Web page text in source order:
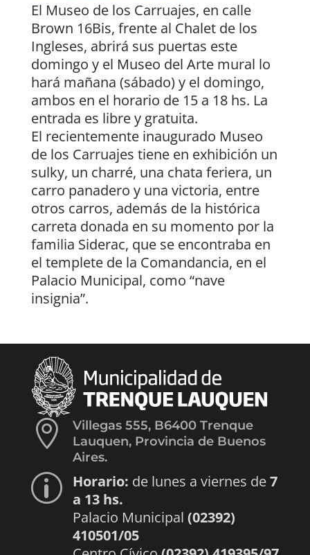
El Museo de los Carruajes, en calle
Brown 16Bis, frente al Chalet de los
Ingleses, abrirá sus puertas este
domingo y el Museo del Arte mural lo
hará mañana (sábado) y el domingo,
ambos en el horario de 15 a 18 hs. La
entrada es libre y gratuita.
El recientemente inaugurado Museo
de los Carruajes tiene en exhibición un
sulky, un charré, una chata feriera, un
carro panadero y una victoria, entre
otros carros, además de la histórica
carreta donada en su momento por la
familia Siderac, que se encontraba en
el templete de la Comandancia, en el
Palacio Municipal, como “nave
insignia”.

Villegas 555, B6400 Trenque
Lauquen, Provincia de Buenos
Aires.
p Horario: de lunes a viernes de7
a 13 hs.
Palacio Municipal (02392)
410501/05